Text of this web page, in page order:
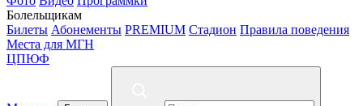
Болельщикам
Билеты Абонементы PREMIUM Стадион Правила поведения
Места для МГН
ЦПЮФ